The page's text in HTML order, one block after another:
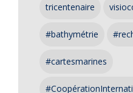
tricentenaire
#bathymétrie
#cartesmarines